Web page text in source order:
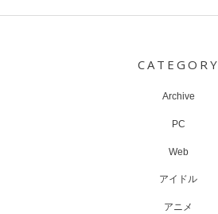
CATEGORY
Archive
PC
Web
アイドル
アニメ